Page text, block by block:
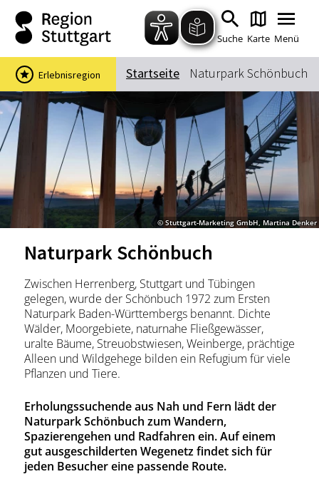
Zum Hauptinhalt springen
Zur Suche springen
Zur Hauptnavigation
Zum Footer springen
Suche Karte Menü
Suchbegriff
Das könnte Sie interessieren
Stadtführungen
Events & Tickets
Ausflugsziele
Erlebnisse
Wein
Radfahren
Wandern
Startseite Naturpark Schönbuch
Erlebnisregion
© Stuttgart-Marketing GmbH, Martina Denker
Naturpark Schönbuch
Zwischen Herrenberg, Stuttgart und Tübingen
gelegen, wurde der Schönbuch 1972 zum Ersten
Naturpark Baden-Württembergs benannt. Dichte
Wälder, Moorgebiete, naturnahe Fließgewässer,
uralte Bäume, Streuobstwiesen, Weinberge, prächtige
Alleen und Wildgehege bilden ein Refugium für viele
Pflanzen und Tiere.
Erholungssuchende aus Nah und Fern lädt der
Naturpark Schönbuch zum Wandern,
Spazierengehen und Radfahren ein. Auf einem
gut ausgeschilderten Wegenetz findet sich für
jeden Besucher eine passende Route.